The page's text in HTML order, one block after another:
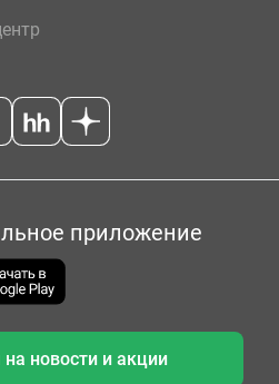
приложение
на новости и акции